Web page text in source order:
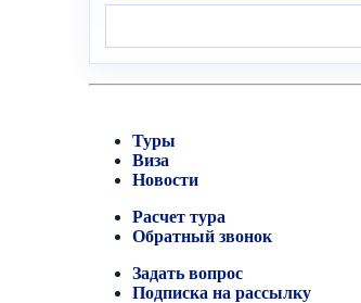
Туры
Виза
Новости
Расчет тура
Обратный звонок
Задать вопрос
Подписка на рассылку